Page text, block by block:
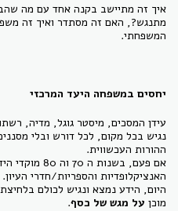
איך זה מתיישב בקנה אחד עם מה
מתנגש?, האם זה מסתדר ואיך זה
המשפחתי.
יחסים במשפחה היעד המרכזי
עידן המסכים, מיסטר גוגל, מדיה,
נגיש בכל מקום, לכל דורש ובלי
ההורות העכשווית.
אם פעם, בשנות
האנציקלופדיות והספריות/חדרי העיון.
היום, הידע נמצא ונגיש לכולם
מוכן על מגש של כסף.